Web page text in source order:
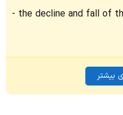
the decline and fall of
بیشتر